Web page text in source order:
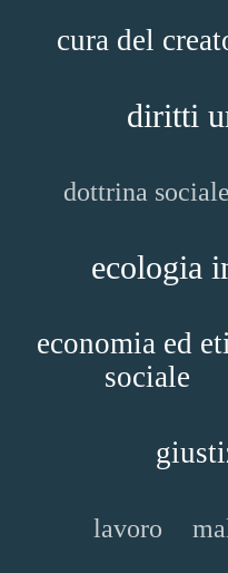
cura del
diritti
dottrina sociale
ecologia
economia ed
sociale
lavoro